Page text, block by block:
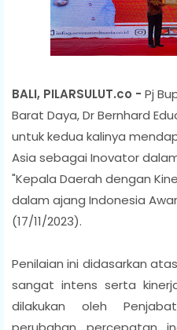
BALI, PILARSULUT.co - Pj
Barat Daya, Dr Bernhard
untuk kedua kalinya
Asia sebagai Inovator
"Kepala Daerah dengan
dalam ajang Indonesia
(17/11/2023).
Penilaian ini didasarkan
sangat intens serta
dilakukan oleh